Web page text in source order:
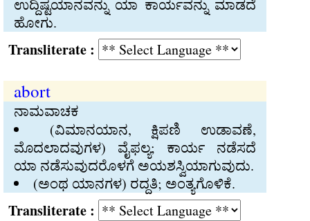
ಉದ್ದಿಷ್ಟಯಾನವನ್ನು ಯಾ ಕಾರ್ಯವನ್ನು ಮಾಡದೆ
ಹೋಗು.
:
abort
ನಾಮವಾಚಕ
(ವಿಮಾನಯಾನ, ಕ್ಷಿಪಣಿ ಉಡಾವಣೆ,
ಮೊದಲಾದವುಗಳ) ವೈಫಲ್ಯ; ಕಾರ್ಯ ನಡೆಸದೆ
ಯಾ ನಡೆಸುವುದರೊಳಗೆ ಅಯಶಸ್ವಿಯಾಗುವುದು.
(ಅಂಥ ಯಾನಗಳ) ರದ್ದತಿ; ಅಂತ್ಯಗೊಳಿಕೆ.
: